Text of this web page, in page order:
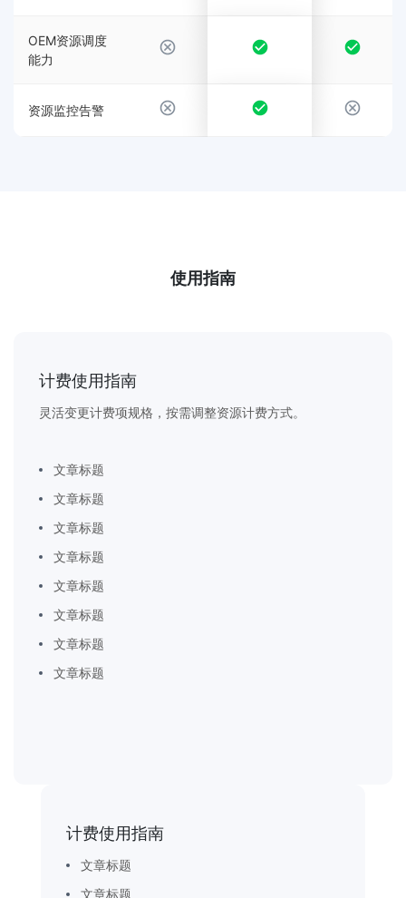
OEM资源调度
能力
资源监控告警
使用指南
计费使用指南
灵活变更计费项规格，按需调整资源计费方式。
文章标题
文章标题
文章标题
文章标题
文章标题
文章标题
文章标题
文章标题
计费使用指南
文章标题
文章标题